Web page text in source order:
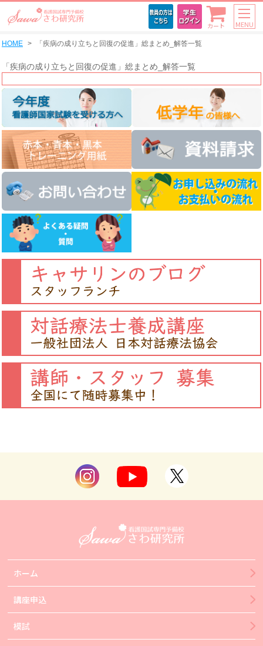
カート MENU
HOME 「疾病の成り立ちと回復の促進」総まとめ_解答一覧
「疾病の成り立ちと回復の促進」総まとめ_解答一覧
ホーム
講座申込
模試